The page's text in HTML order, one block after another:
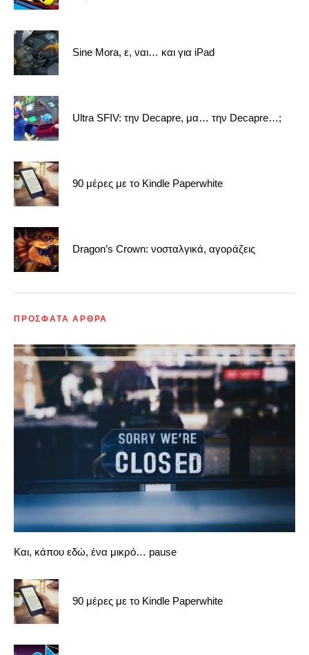
Sine Mora, ε, ναι… και για iPad
Ultra SFIV: την Decapre, μα… την Decapre…;
90 μέρες με το Kindle Paperwhite
Dragon’s Crown: νοσταλγικά, αγοράζεις
ΠΡΟΣΦΑΤΑ ΑΡΘΡΑ
Και, κάπου εδώ, ένα μικρό… pause
90 μέρες με το Kindle Paperwhite